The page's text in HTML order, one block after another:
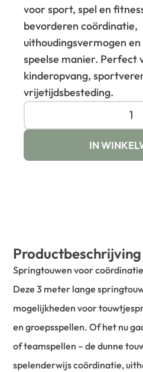
voor sport, spel en
bevorderen coördinatie,
uithoudingsvermogen
speelse manier. Perfect
kinderopvang,
vrijetijdsbesteding.
IN
Productbeschrijving
Springtouwen voor
Deze 3 meter lange
mogelijkheden voor
en groepsspellen. Of het nu
of teamspellen – de dunne
spelenderwijs coördinatie,